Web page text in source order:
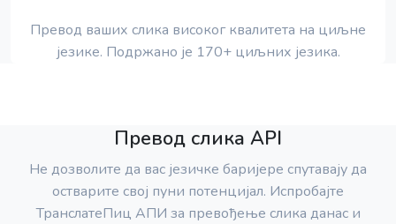
Превод ваших слика високог квалитета на циљне
језике. Подржано је 170+ циљних језика.
Превод слика API
Не дозволите да вас језичке баријере спутавају да
остварите свој пуни потенцијал. Испробајте
ТранслатеПиц АПИ за превођење слика данас и